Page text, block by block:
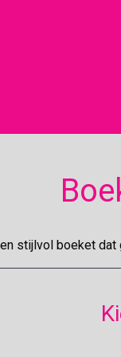
stijlvol boeket